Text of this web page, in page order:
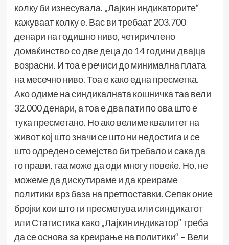
колку би изнесувала. „Лајкин индикаторите“
кажуваат колку е. Вас ви требаат 203.700
денари на годишно ниво, четиричлено
домаќинство со две деца до 14 години двајца
возрасни. И тоа е речиси до минимална плата
на месечно ниво. Тоа е како една пресметка.
Ако одиме на синдикалната кошничка таа вели
32.000 денари, а тоа е два пати по ова што е
тука пресметано. Но ако велиме квалитет на
живот кој што значи се што ни недостига и се
што одредено семејство би требало и сака да
го прави, таа може да оди многу повеќе. Но, не
можеме да дискутираме и да креираме
политики врз база на претпоставки. Сепак оние
бројки кои што ги пресметува или синдикатот
или Статистика како „Лајкин индикатор“ треба
да се основа за креирање на политики“ – Вели